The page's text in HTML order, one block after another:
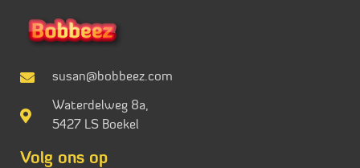
susan@bobbeez.com
Waterdelweg 8a,
5427 LS Boekel
Volg ons op